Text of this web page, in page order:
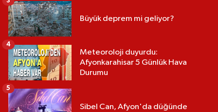
Büyük deprem mi geliyor?
Meteoroloji duyurdu:
Afyonkarahisar 5 Günlük Hava
Durumu
4
Sibel Can, Afyon'da düğünde
5